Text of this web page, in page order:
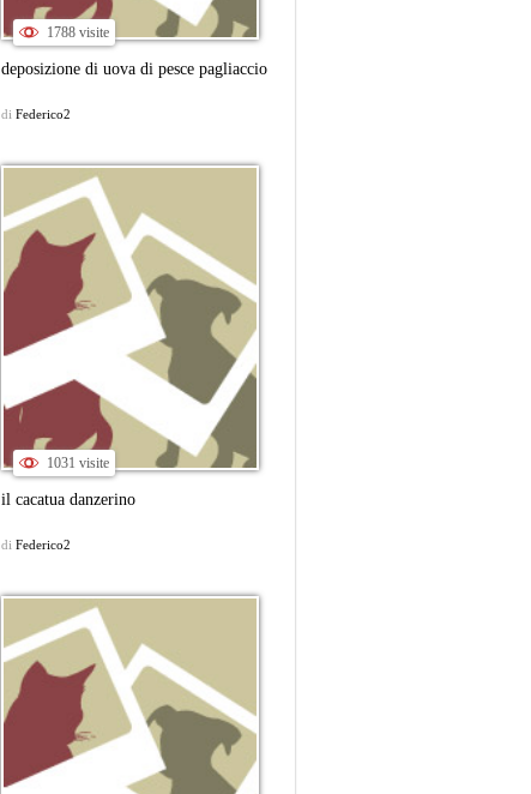
1788 visite
deposizione di uova di pesce pagliaccio
di Federico2
1031 visite
il cacatua danzerino
di Federico2